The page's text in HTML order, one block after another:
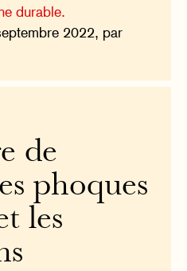
durable.
2022, par
de
phoques
les